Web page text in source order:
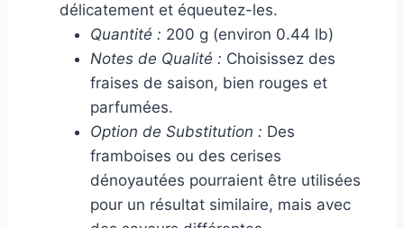
délicatement et équeutez-les.
Quantité : 200 g (environ 0.44 lb)
Notes de Qualité : Choisissez des
fraises de saison, bien rouges et
parfumées.
Option de Substitution : Des
framboises ou des cerises
dénoyautées pourraient être utilisées
pour un résultat similaire, mais avec